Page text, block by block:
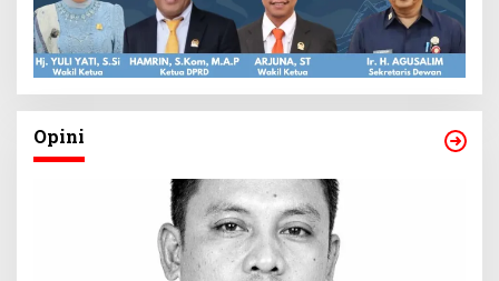
Opini